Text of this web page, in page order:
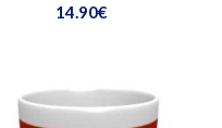
14.90€